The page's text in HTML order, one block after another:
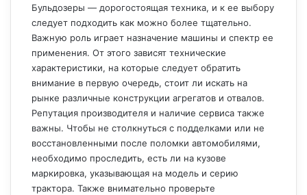
Бульдозеры — дорогостоящая техника, и к ее выбору
следует подходить как можно более тщательно.
Важную роль играет назначение машины и спектр ее
применения. От этого зависят технические
характеристики, на которые следует обратить
внимание в первую очередь, стоит ли искать на
рынке различные конструкции агрегатов и отвалов.
Репутация производителя и наличие сервиса также
важны. Чтобы не столкнуться с подделками или не
восстановленными после поломки автомобилями,
необходимо проследить, есть ли на кузове
маркировка, указывающая на модель и серию
трактора. Также внимательно проверьте